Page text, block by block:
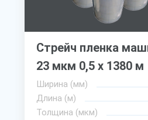
Стрейч пленка
23 мкм 0,5 х 1380 м
Ширина (мм)
Длина (м)
Толщина (мкм)